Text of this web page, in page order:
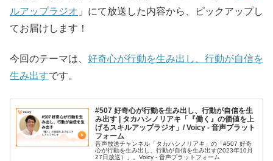
ルアップラジオ 」にて放送した内容から、ピックアップし
てお届けします！
今回のテーマは、 好奇心が行動を生み出し、行動が自信を
生み出すです。
#507 好奇心が行動を生み出し、行動が自信を生
み出す | タカハシノリアキ「『働く』の価値を上
げるスキルアップラジオ」/ Voicy - 音声プラット
フォーム
音声放送チャンネル「タカハシノリアキ」の「#507 好奇
心が行動を生み出し、行動が自信を生み出す(2023年10月
27日放送）」。Voicy - 音声プラットフォーム